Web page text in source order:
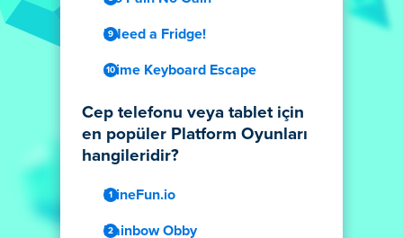
I Need a Fridge!
Slime Keyboard Escape
Cep telefonu veya tablet için
en popüler Platform Oyunları
hangileridir?
MineFun.io
Rainbow Obby